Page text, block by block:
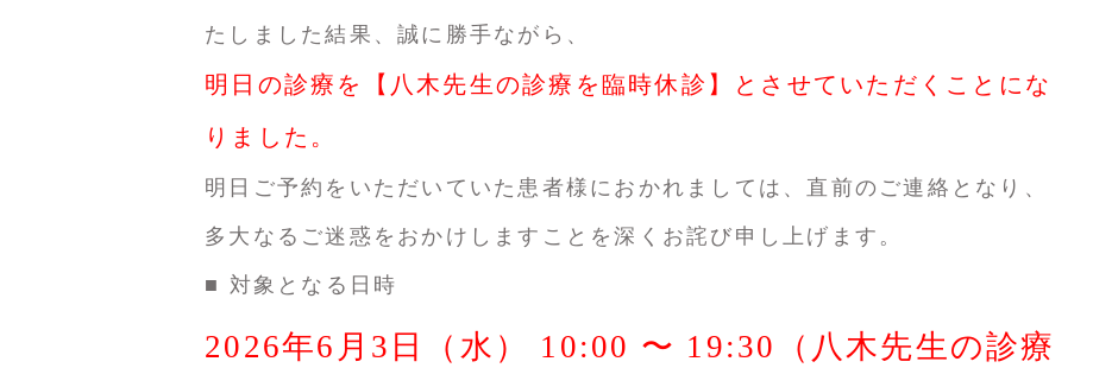
たしました結果、誠に勝手ながら、
明日の診療を【八木先生の診療を臨時休診】とさせていただくことにな
りました。
明日ご予約をいただいていた患者様におかれましては、直前のご連絡となり、
多大なるご迷惑をおかけしますことを深くお詫び申し上げます。
■ 対象となる日時
2026年6月3日（水） 10:00 〜 19:30（八木先生の診療